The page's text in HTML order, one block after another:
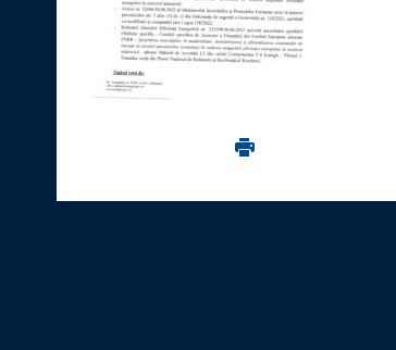
Imprima aceasta pagina